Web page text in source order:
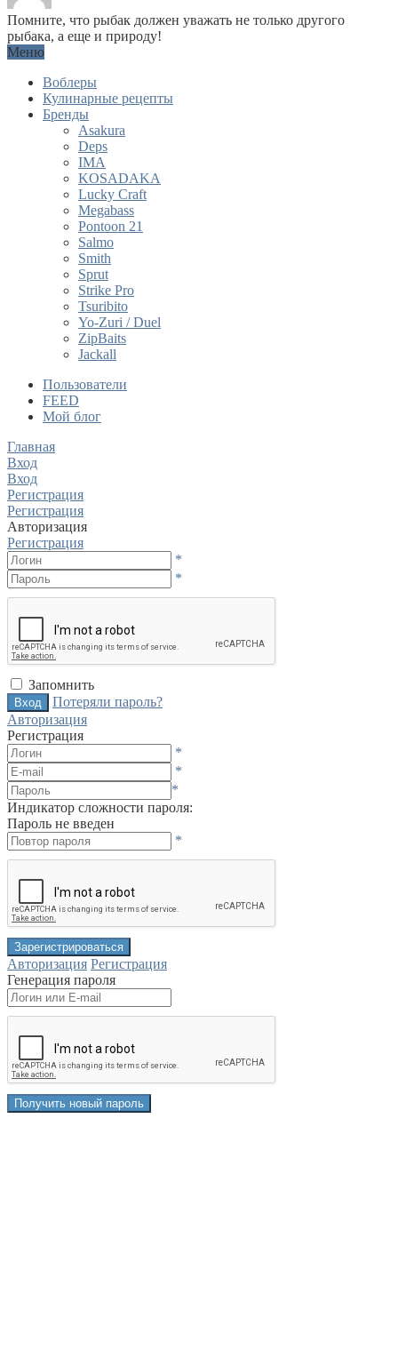
Помните, что рыбак должен уважать не только другого
рыбака, а еще и природу!
Меню
Воблеры
Кулинарные рецепты
Бренды
Asakura
Deps
IMA
KOSADAKA
Lucky Craft
Megabass
Pontoon 21
Salmo
Smith
Sprut
Strike Pro
Tsuribito
Yo-Zuri / Duel
ZipBaits
Jackall
Пользователи
FEED
Мой блог
Главная
Вход
Вход
Регистрация
Регистрация
Авторизация
Регистрация
*
*
Запомнить
Потеряли пароль?
Авторизация
Регистрация
*
*
*
Индикатор сложности пароля:
Пароль не введен
*
Авторизация Регистрация
Генерация пароля